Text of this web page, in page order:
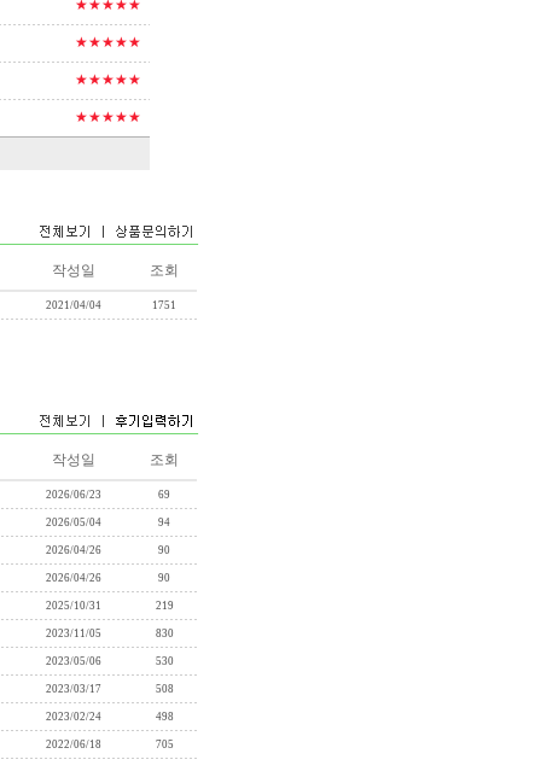
★★★★★
★★★★★
★★★★★
★★★★★
작성일 조회
2021/04/04 1751
작성일 조회
2026/06/23 69
2026/05/04 94
2026/04/26 90
2026/04/26 90
2025/10/31 219
2023/11/05 830
2023/05/06 530
2023/03/17 508
2023/02/24 498
2022/06/18 705